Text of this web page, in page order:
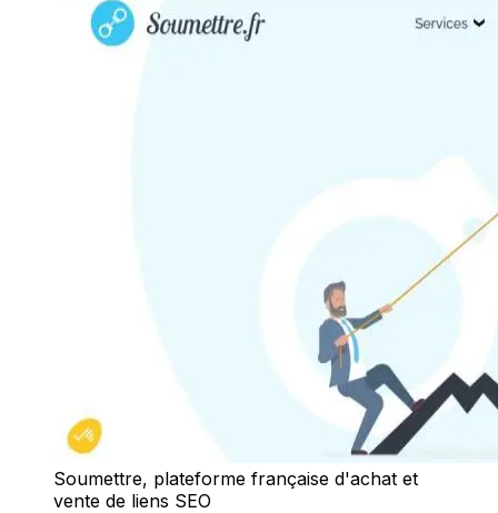
Soumettre, plateforme française d'achat et
vente de liens SEO